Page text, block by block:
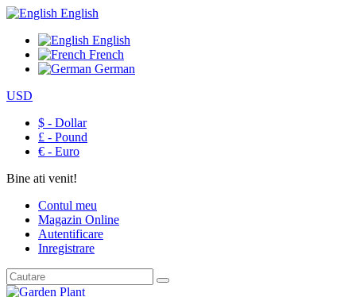
English
English
French
German
USD
$ - Dollar
£ - Pound
€ - Euro
Bine ati venit!
Contul meu
Magazin Online
Autentificare
Inregistrare